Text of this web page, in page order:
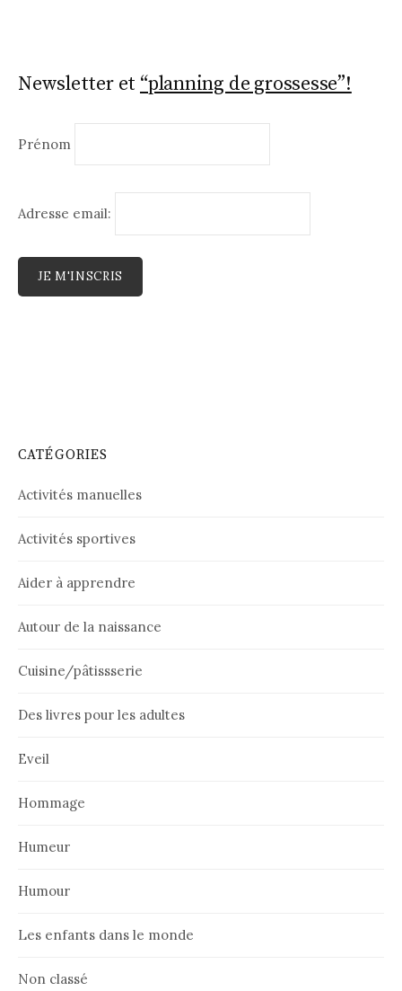
Newsletter et “planning de grossesse”!
Prénom
Adresse email:
CATÉGORIES
Activités manuelles
Activités sportives
Aider à apprendre
Autour de la naissance
Cuisine/pâtissserie
Des livres pour les adultes
Eveil
Hommage
Humeur
Humour
Les enfants dans le monde
Non classé